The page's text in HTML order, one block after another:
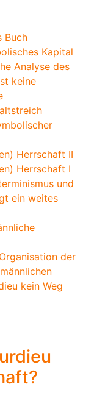
Buch
Kapital
Analyse des
keine
Herrschaft II
Herrschaft I
und
ein weites
der
kein Weg